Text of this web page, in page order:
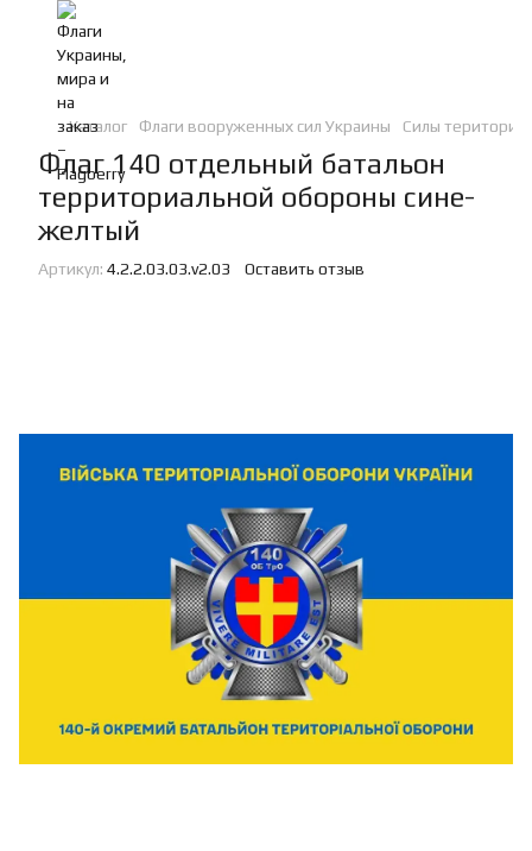
Каталог Флаги вооруженных сил Украины Силы
Флаг 140 отдельный батальон
территориальной обороны сине-
желтый
Артикул: 4.2.2.03.03.v2.03 Оставить отзыв